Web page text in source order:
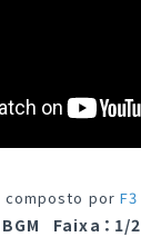
composto porF3
BGM Faixa ： 1/2